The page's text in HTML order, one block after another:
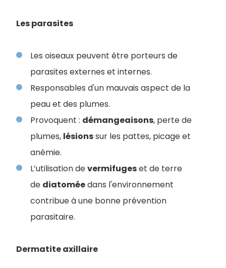
Les parasites
Les oiseaux peuvent être porteurs de
parasites externes et internes.
Responsables d'un mauvais aspect de la
peau et des plumes.
Provoquent : démangeaisons, perte de
plumes, lésionssur les pattes, picage et
anémie.
L’utilisation devermifugeset de terre
de diatoméedans l'environnement
contribue à une bonne prévention
parasitaire.
Dermatite axillaire